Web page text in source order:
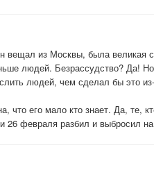
вещал из Москвы, была великая
людей. Безрассудство? Да!
людей, чем сделал бы это
что его мало кто знает. Да, те,
26 февраля разбил и выбросил